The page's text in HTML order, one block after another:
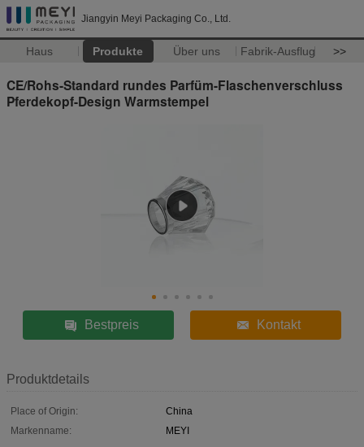
Jiangyin Meyi Packaging Co., Ltd.
Haus Produkte Über uns Fabrik-Ausflug >>
CE/Rohs-Standard rundes Parfüm-Flaschenverschluss
Pferdekopf-Design Warmstempel
Bestpreis Kontakt
Produktdetails
Place of Origin:
China
Markenname:
MEYI